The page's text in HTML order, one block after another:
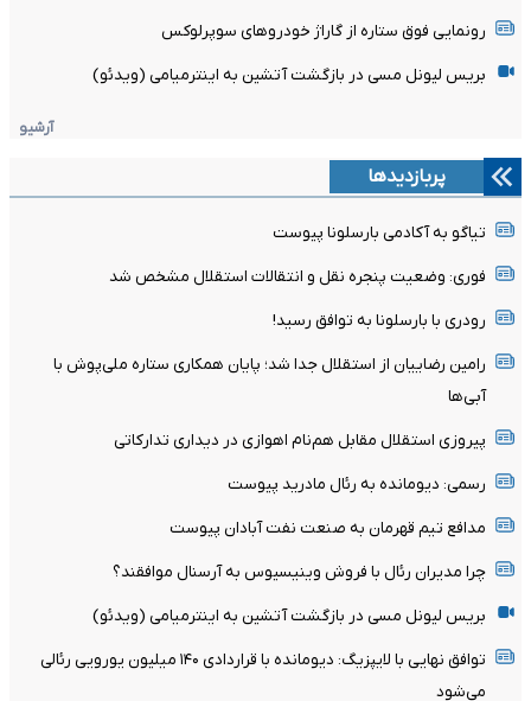
رونمایی فوق ستاره از گاراژ خودروهای سوپرلوکس
بریس لیونل مسی در بازگشت آتشین به اینترمیامی (ویدئو)
آرشیو
پربازدیدها
تیاگو به آکادمی بارسلونا پیوست
فوری: وضعیت پنجره نقل و انتقالات استقلال مشخص شد
رودری با بارسلونا به توافق رسید!
رامین رضاییان از استقلال جدا شد؛ پایان همکاری ستاره ملی‌پوش با
آبی‌ها
پیروزی استقلال مقابل هم‌نام اهوازی در دیداری تدارکاتی
رسمی: دیومانده به رئال مادرید پیوست
مدافع تیم قهرمان به صنعت نفت آبادان پیوست
چرا مدیران رئال با فروش وینیسیوس به آرسنال موافقند؟
بریس لیونل مسی در بازگشت آتشین به اینترمیامی (ویدئو)
توافق نهایی با لایپزیگ: دیومانده با قراردادی ۱۴۰ میلیون یورویی رئالی
می‌شود